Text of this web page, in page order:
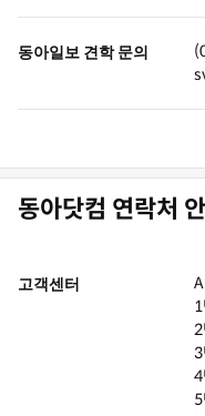
동아일보 견학 문의
동아닷컴 연락처
고객센터
3
4